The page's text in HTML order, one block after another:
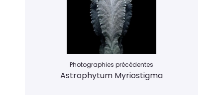
Photographies précédentes
Astrophytum Myriostigma